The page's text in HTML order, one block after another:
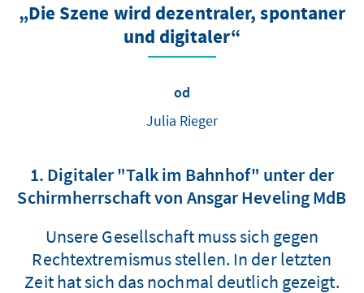
„Die Szene wird dezentraler, spontaner
und digitaler“
od
Julia Rieger
1. Digitaler "Talk im Bahnhof" unter der
Schirmherrschaft von Ansgar Heveling MdB
Unsere Gesellschaft muss sich gegen
Rechtextremismus stellen. In der letzten
Zeit hat sich das nochmal deutlich gezeigt.